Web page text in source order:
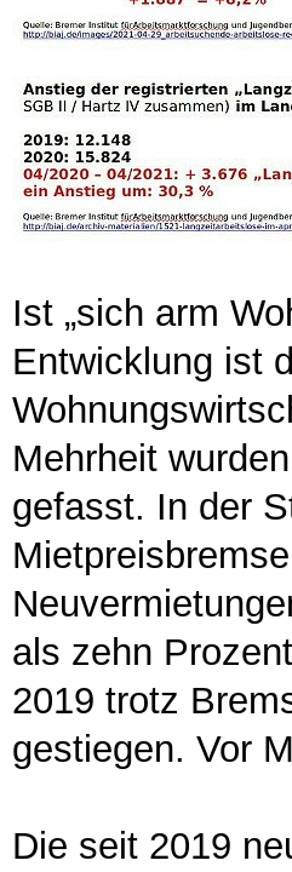
Ist „sich arm
Entwicklung ist
Mehrheit
gefasst. In der
als zehn
2019 trotz
gestiegen. Vor
Die seit 2019